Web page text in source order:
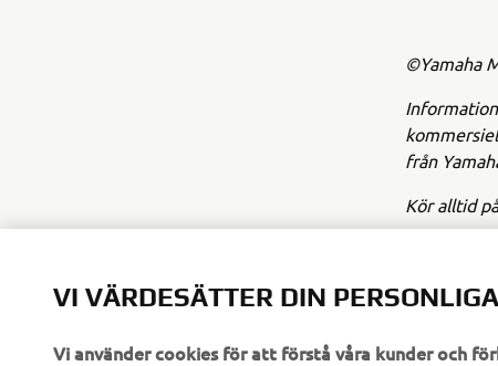
©Yamaha
från
Kör alltid
VI VÄRDESÄTTER DIN
Vi använder cookies för att förstå våra kunder och